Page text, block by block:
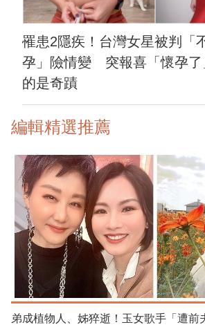
罹患2隱疾！台灣女星被判「
孕」險情變 突報喜「懷孕了
的是奇蹟
編輯精選推薦
弟成植物人、姊猝逝！玉女歌手「遭前